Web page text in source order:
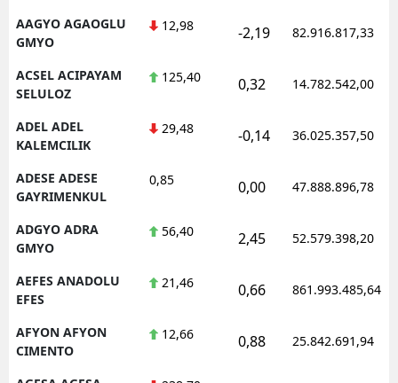
AAGYO AGAOGLU
GMYO
12,98 -2,19 82.916.817,33
ACSEL ACIPAYAM
SELULOZ
125,40 0,32 14.782.542,00
ADEL ADEL
KALEMCILIK
29,48 -0,14 36.025.357,50
ADESE ADESE
GAYRIMENKUL
0,85 0,00 47.888.896,78
ADGYO ADRA
GMYO
56,40 2,45 52.579.398,20
AEFES ANADOLU
EFES
21,46 0,66 861.993.485,64
AFYON AFYON
CIMENTO
12,66 0,88 25.842.691,94